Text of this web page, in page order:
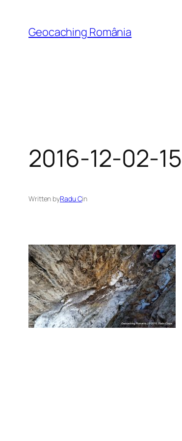
content
Geocaching România
2016-12-02-
Written byRadu Cin